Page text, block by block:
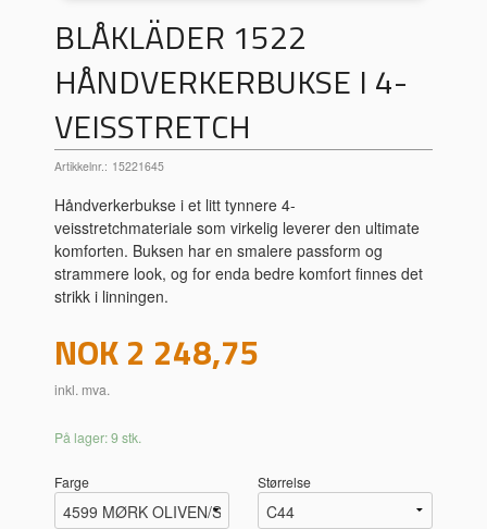
BLÅKLÄDER 1522
HÅNDVERKERBUKSE I 4-
VEISSTRETCH
Artikkelnr.: 15221645
Håndverkerbukse i et litt tynnere 4-
veisstretchmateriale som virkelig leverer den ultimate
komforten. Buksen har en smalere passform og
strammere look, og for enda bedre komfort finnes det
strikk i linningen.
Pris
NOK2 248,75
inkl. mva.
På lager: 9 stk.
Farge Størrelse